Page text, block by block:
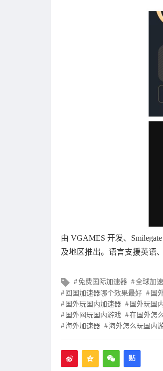
由 VGAMES 开发、
及地区推出。语言支援英语
文
章
标
签
免费国际加速器 全球加
回国加速器哪个效果最好
国
国外玩国内加速器
国外玩国
国外网玩国内游戏
在国外怎
海外加速器
海外怎么玩国内